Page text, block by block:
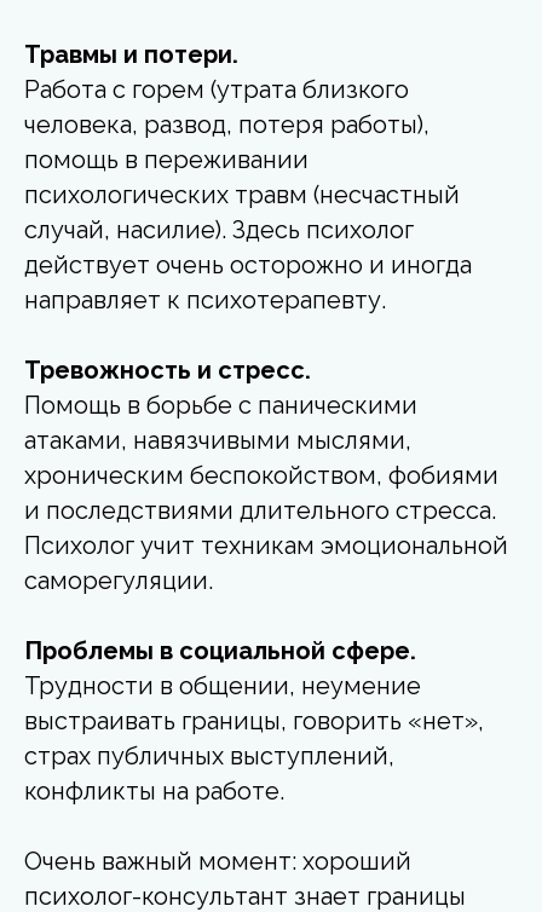
Травмы и потери.
Работа с горем (утрата близкого
человека, развод, потеря работы),
помощь в переживании
психологических травм (несчастный
случай, насилие). Здесь психолог
действует очень осторожно и иногда
направляет к психотерапевту.
Тревожность и стресс.
Помощь в борьбе с паническими
атаками, навязчивыми мыслями,
хроническим беспокойством, фобиями
и последствиями длительного стресса.
Психолог учит техникам эмоциональной
саморегуляции.
Проблемы в социальной сфере.
Трудности в общении, неумение
выстраивать границы, говорить «нет»,
страх публичных выступлений,
конфликты на работе.
Очень важный момент: хороший
психолог-консультант знает границы